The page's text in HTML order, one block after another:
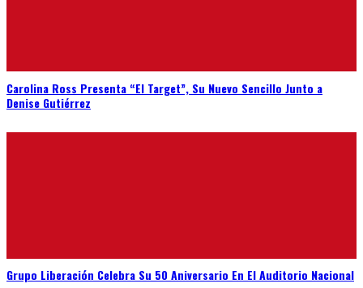
Carolina Ross Presenta “El Target”, Su Nuevo Sencillo Junto a
Denise Gutiérrez
Grupo Liberación Celebra Su 50 Aniversario En El Auditorio Nacional